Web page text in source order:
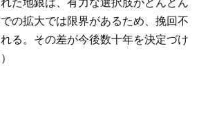
た地銀は、有力な選択肢がどんどん
の拡大では限界があるため、挽回不
る。その差が今後数十年を決定づけ